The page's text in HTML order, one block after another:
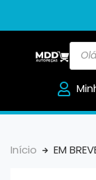
Início EM